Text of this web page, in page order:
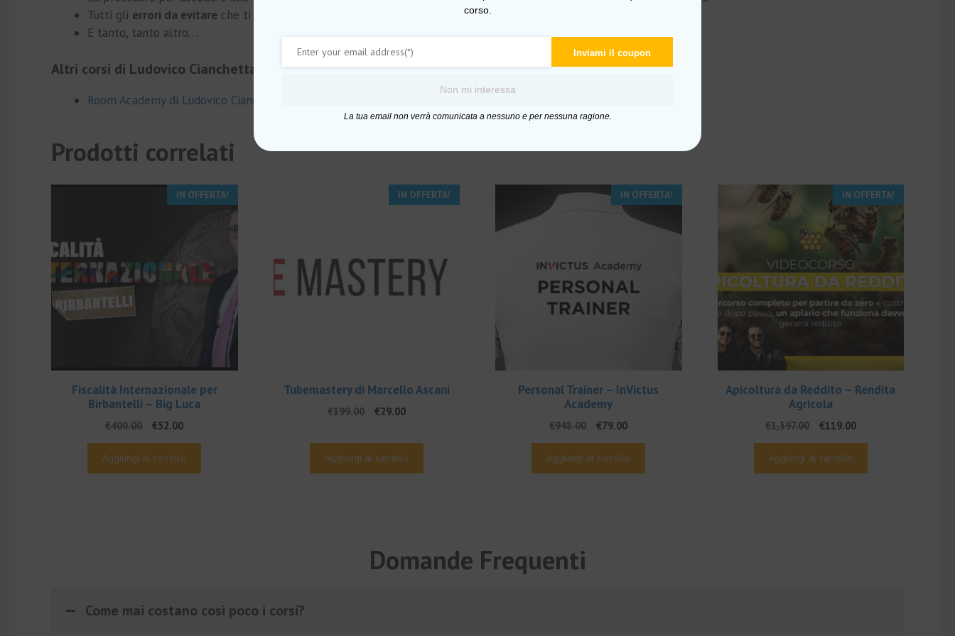
​Tutti gli errori da evitare che ti faranno sprecare opportunità d’oro
​E tanto, tanto altro…
Altri corsi di Ludovico Cianchetta Vazquez
Room Academy di Ludovico Cianchetta Vazquez
Prodotti correlati
IN OFFERTA!
Fiscalità Internazionale per
Birbantelli – Big Luca
€400.00
Il
prezzo
originale
€52.00Il
prezzo
attuale
Aggiungi al carrello
IN OFFERTA!
Tubemastery di Marcello Ascani
€199.00
Il
originale
era:
€199.00.
€29.00Il
attuale
è:
€29.00.
Aggiungi al carrello
IN OFFERTA!
Personal Trainer – InVictus
Academy
€948.00
Il
prezzo
originale
€79.00Il
prezzo
attuale
Aggiungi al carrello
IN OFFERTA!
Apicoltura da Reddito – Rendita
Agricola
€1,597.00
Il
prezzo
originale
€119.00Il
prezzo
Aggiungi al carrello
Domande Frequenti
Come mai costano cosi poco i corsi?
corso.
Inviami il coupon
Non mi interessa
La tua email non verrà comunicata a nessuno e per nessuna ragione.